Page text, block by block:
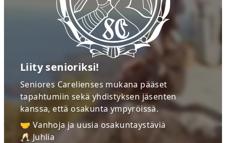
Liity senioriksi!
Seniores Carelienses mukana pääset
tapahtumiin sekä yhdistyksen jäsenten
kanssa, että osakunta ympyröissä.
🤝 Vanhoja ja uusia osakuntaystäviä
🥂 Juhlia